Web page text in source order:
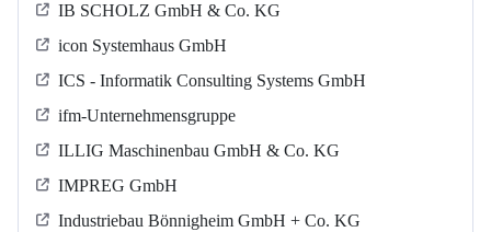
IB SCHOLZ GmbH & Co. KG
icon Systemhaus GmbH
ICS - Informatik Consulting Systems GmbH
ifm-Unternehmensgruppe
ILLIG Maschinenbau GmbH & Co. KG
IMPREG GmbH
Industriebau Bönnigheim GmbH + Co. KG